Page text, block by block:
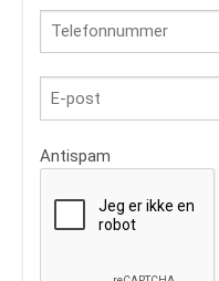
Antispam